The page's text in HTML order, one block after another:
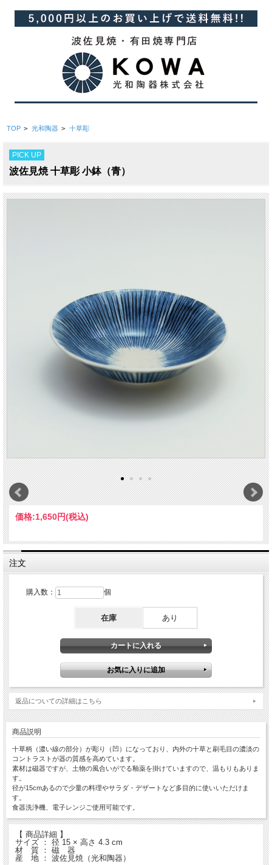
TOP > 光和陶器 > 十草彫
PICK UP
波佐見焼 十草彫 小鉢（青）
価格:1,650円(税込)
注文
購入数： 個
在庫 あり
返品についての詳細はこちら
商品説明
十草柄（濃い線の部分）が彫り（凹）になっており、内外の十草と刷毛目の濃淡の
コントラストが器の質感を高めています。
素材は磁器ですが、土物の風合いがでる釉薬を掛けていますので、温もりもありま
す。
径が15cmあるので少量の料理やサラダ・デザートなど多目的に使いいただけま
す。
食器洗浄機、電子レンジご使用可能です。
【 商品詳細 】
サイズ ： 径 15 × 高さ 4.3 cm
材 質 ： 磁 器
産 地 ： 波佐見焼（光和陶器）